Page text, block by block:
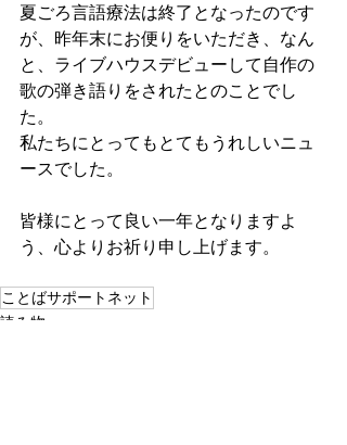
夏ごろ言語療法は終了となったのです
が、昨年末にお便りをいただき、なん
と、ライブハウスデビューして自作の
歌の弾き語りをされたとのことでし
た。
私たちにとってもとてもうれしいニュ
ースでした。
皆様にとって良い一年となりますよ
う、心よりお祈り申し上げます。
ことばサポートネット
読み物